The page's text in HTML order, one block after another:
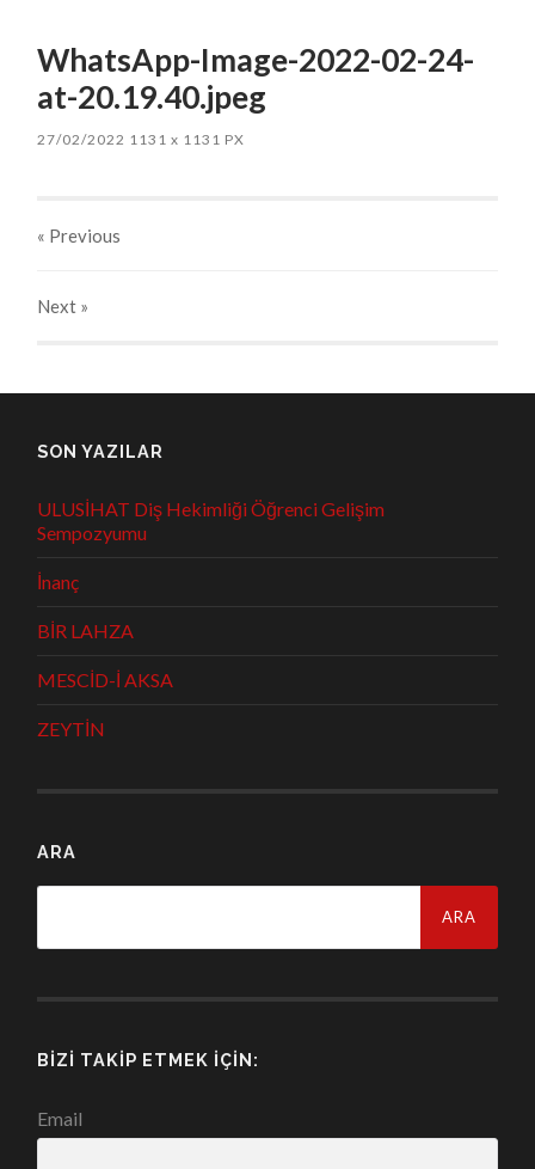
WhatsApp-Image-2022-02-24-
at-20.19.40.jpeg
27/02/2022 1131x 1131 PX
« Previous
Next »
SON YAZILAR
ULUSİHAT Diş Hekimliği Öğrenci Gelişim
Sempozyumu
İnanç
BİR LAHZA
MESCİD-İ AKSA
ZEYTİN
ARA
BIZI TAKIP ETMEK İÇIN:
Email